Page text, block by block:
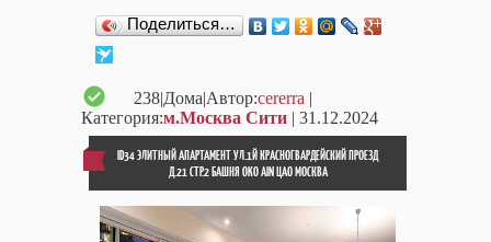
Поделиться…
238|Дома|Автор:cererra |
Категория:м.Москва Сити | 31.12.2024
ID34 ЭЛИТНЫЙ АПАРТАМЕНТ УЛ.1Й КРАСНОГВАРДЕЙСКИЙ ПРОЕЗД
Д.21 СТР.2 БАШНЯ OKO AIN ЦАО МОСКВА